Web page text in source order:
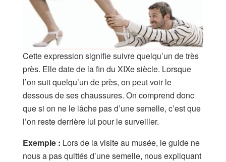
Cette expression signifie suivre quelqu’un de très
près. Elle date de la fin du XIXe siècle. Lorsque
l’on suit quelqu’un de près, on peut voir le
dessous de ses chaussures. On comprend donc
que si on ne le lâche pas d’une semelle, c’est que
l’on reste derrière lui pour le surveiller.
Exemple : Lors de la visite au musée, le guide ne
nous a pas quittés d’une semelle, nous expliquant